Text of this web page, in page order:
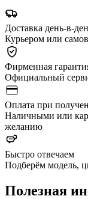
Доставка день-в-
Курьером или
Фирменная
Официальный
Оплата при
Наличными или
желанию
Быстро отвечаем
Подберём модель,
Полезная